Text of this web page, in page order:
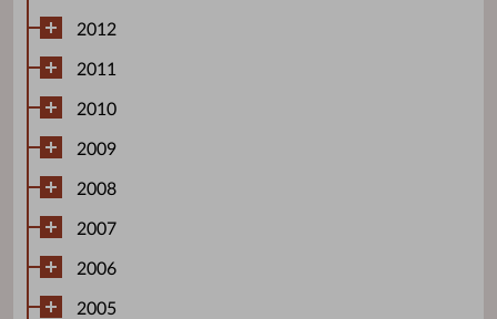
2012
2011
2010
2009
2008
2007
2006
2005